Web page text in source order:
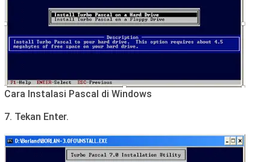
Cara Instalasi Pascal di Windows
7. Tekan Enter.